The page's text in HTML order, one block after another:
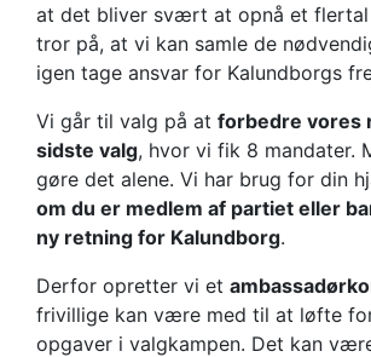
at det bliver svært at opnå et flertal
tror på, at vi kan samle de
igen tage ansvar for Kalundborgs
Vi går til valg på at forbedre vores
sidste valg, hvor vi fik 8 mandater.
gøre det alene. Vi har brug for din
om du er medlem af partiet eller
ny retning for Kalundborg.
Derfor opretter vi et
frivillige kan være med til at løfte
opgaver i valgkampen. Det kan